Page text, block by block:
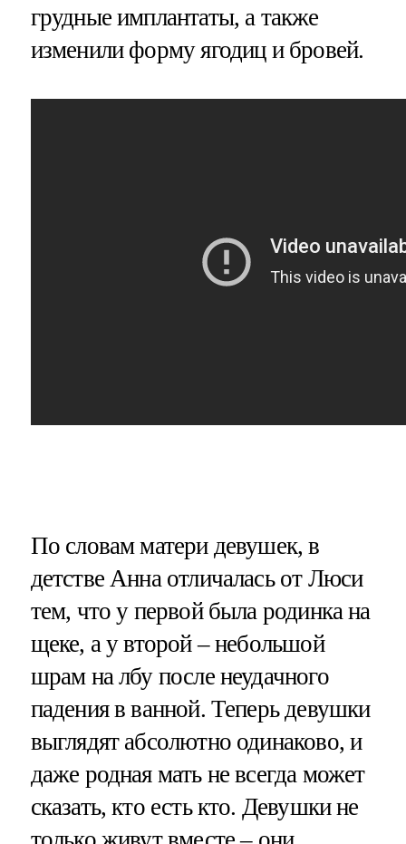
грудные имплантаты, а также
изменили форму ягодиц и бровей.
По словам матери девушек, в
детстве Анна отличалась от Люси
тем, что у первой была родинка на
щеке, а у второй – небольшой
шрам на лбу после неудачного
падения в ванной. Теперь девушки
выглядят абсолютно одинаково, и
даже родная мать не всегда может
сказать, кто есть кто. Девушки не